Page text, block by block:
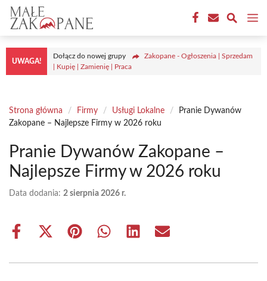
Przejdź
treści
UWAGA!
Dołącz do nowej grupy
Zakopane - Ogłoszenia | Sprzedam
| Kupię | Zamienię | Praca
Strona główna / Firmy / Usługi Lokalne /
Pranie Dywanów
Zakopane – Najlepsze Firmy w 2026 roku
Pranie Dywanów Zakopane –
Najlepsze Firmy w 2026 roku
Data dodania: 2 sierpnia 2026 r.
Share
Share
(Twitter)
Share Share Share Share